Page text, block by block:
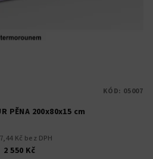
PĚNA 200x80x15 cm
Kč bez DPH
2 550 Kč
KÓD: 05007